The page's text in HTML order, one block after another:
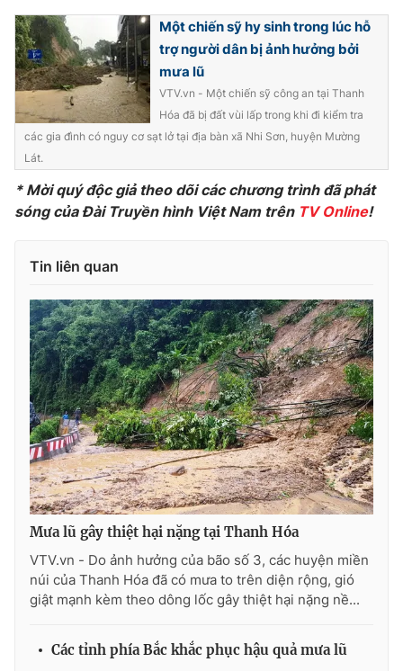
Giải sao mai
Làm đẹp
Chất lượng cuộc sống
Tuyển sinh
Học trực tuyến
Công nghệ
Hitech Công nghệ tương lai
Sản phẩm
Thị trường
Tư vấn
Giao lưu trực tuyến
Lịch phát sóng
Chuyên mục khác
Photo Infographic
Video Shorts video
VTV Money VTV Thể thao
VTV Sức khoẻ Bất động sản
Thị trường 24h Tấm lòng Việt
VTV4 Vươn mình bằng AI
VTV9 VTV8
Liên hệ tòa soạn English
Một chiến sỹ hy sinh trong lúc hỗ
trợ người dân bị ảnh hưởng bởi
mưa lũ
VTV.vn - Một chiến sỹ công an tại Thanh
Hóa đã bị đất vùi lấp trong khi đi kiểm tra
các gia đình có nguy cơ sạt lở tại địa bàn xã Nhi Sơn, huyện Mường
Lát.
* Mời quý độc giả theo dõi các chương trình đã phát
sóng của Đài Truyền hình Việt Nam trên TV Online!
Tin liên quan
Mưa lũ gây thiệt hại nặng tại Thanh Hóa
VTV.vn - Do ảnh hưởng của bão số 3, các huyện miền
núi của Thanh Hóa đã có mưa to trên diện rộng, gió
giật mạnh kèm theo dông lốc gây thiệt hại nặng nề...
Các tỉnh phía Bắc khắc phục hậu quả mưa lũ